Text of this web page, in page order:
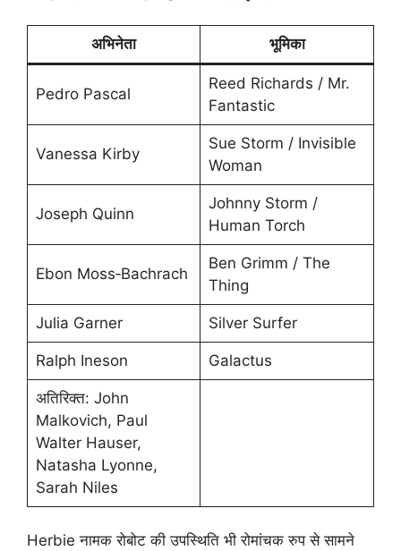
अभिनेता भूमिका
Pedro Pascal
Reed Richards / Mr.
Fantastic
Vanessa Kirby
Sue Storm / Invisible
Woman
Joseph Quinn
Johnny Storm /
Human Torch
Ebon Moss‑Bachrach
Ben Grimm / The
Thing
Julia Garner Silver Surfer
Ralph Ineson Galactus
अतिरिक्त: John
Malkovich, Paul
Walter Hauser,
Natasha Lyonne,
Sarah Niles
Herbie नामक रोबोट की उपस्थिति भी रोमांचक रुप से सामने